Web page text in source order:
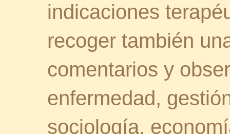
indicaciones
recoger también
comentarios y
enfermedad,
sociología,